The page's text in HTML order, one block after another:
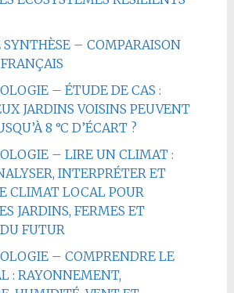
– COMPARAISON
– ÉTUDE DE CAS :
JARDINS VOISINS PEUVENT
8 °C D’ÉCART ?
– LIRE UN CLIMAT :
INTERPRÉTER ET
CLIMAT LOCAL POUR
JARDINS, FERMES ET
FUTUR
– COMPRENDRE LE
: RAYONNEMENT,